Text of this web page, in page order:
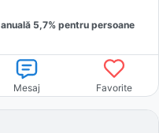
anuală 5,7% pentru persoane
Mesaj Favorite